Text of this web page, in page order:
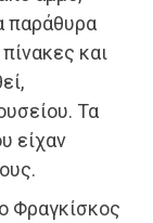
παράθυρα
και
Τα
είχαν
Φραγκίσκος